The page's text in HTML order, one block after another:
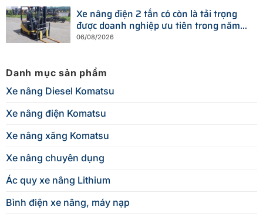
Xe nâng điện 2 tấn có còn là tải trọng
được doanh nghiệp ưu tiên trong năm
2026?
06/08/2026
Danh mục sản phẩm
Xe nâng Diesel Komatsu
Xe nâng điện Komatsu
Xe nâng xăng Komatsu
Xe nâng chuyên dụng
Ác quy xe nâng Lithium
Bình điện xe nâng, máy nạp